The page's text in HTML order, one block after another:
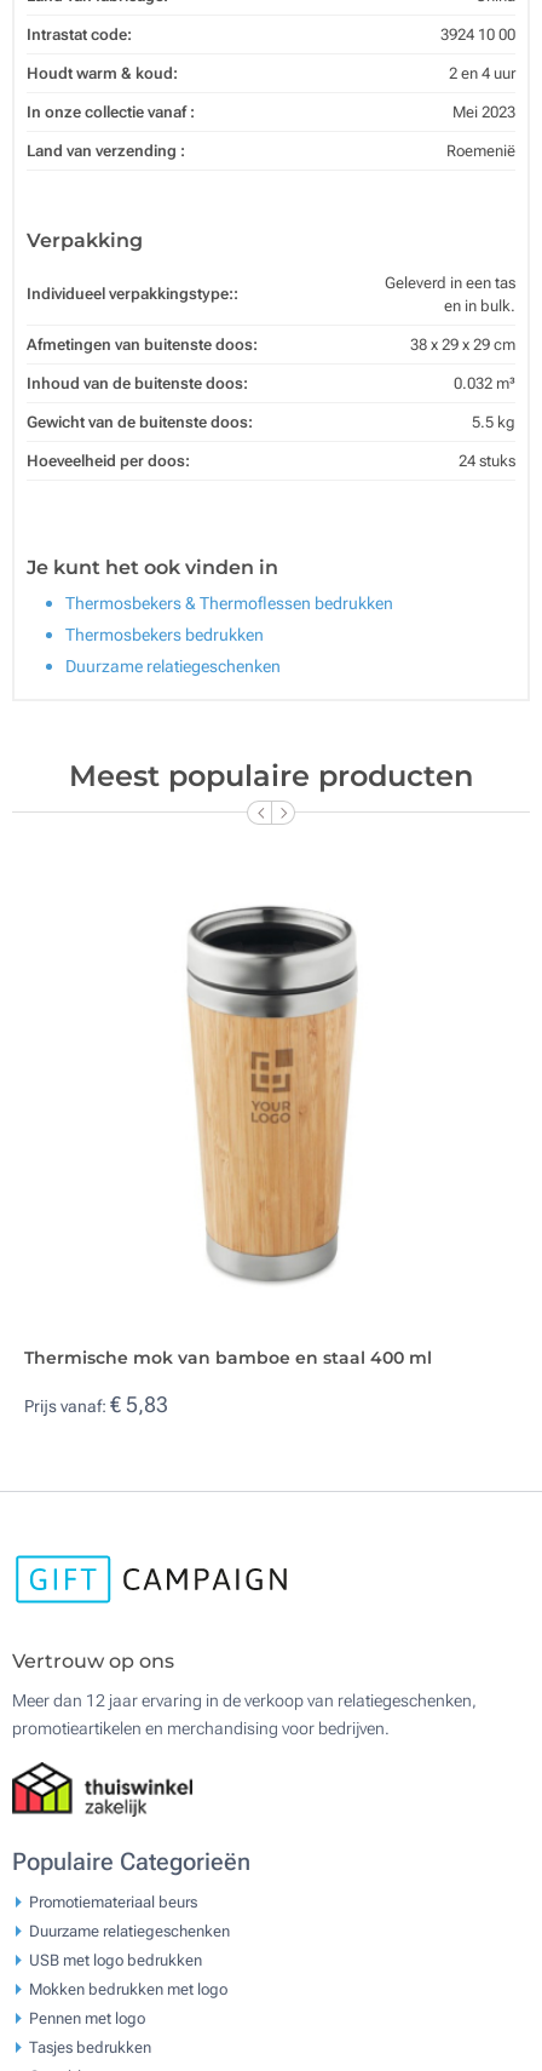
Intrastat code: 3924 10 00
Houdt warm & koud: 2 en 4 uur
In onze collectie vanaf : Mei 2023
Land van verzending : Roemenië
Verpakking
Individueel verpakkingstype::
Geleverd in een tas
en in bulk.
Afmetingen van buitenste doos: 38 x 29 x 29 cm
Inhoud van de buitenste doos: 0.032 m³
Gewicht van de buitenste doos: 5.5 kg
Hoeveelheid per doos: 24 stuks
Je kunt het ook vinden in
Thermosbekers & Thermoflessen bedrukken
Thermosbekers bedrukken
Duurzame relatiegeschenken
Meest populaire producten
Thermische mok van bamboe en staal 400 ml
Prijs vanaf: € 5,83
Vertrouw op ons
Meer dan 12 jaar ervaring in de verkoop van relatiegeschenken,
promotieartikelen en merchandising voor bedrijven.
Populaire Categorieën
Promotiemateriaal beurs
Duurzame relatiegeschenken
USB met logo bedrukken
Mokken bedrukken met logo
Pennen met logo
Tasjes bedrukken